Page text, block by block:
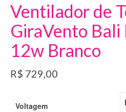
Ventilador de
GiraVento Bali
12w Branco
R$ 729,00
Voltagem